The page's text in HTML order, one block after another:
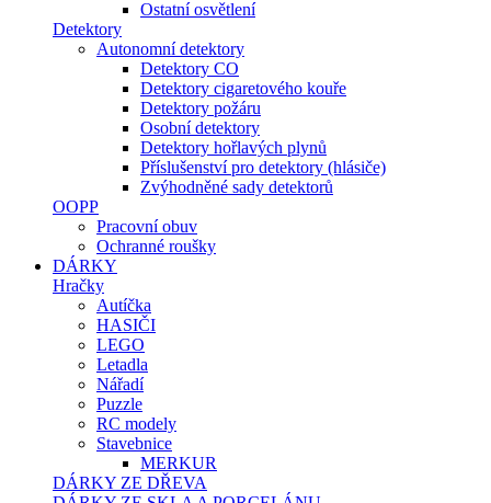
Ostatní osvětlení
Detektory
Autonomní detektory
Detektory CO
Detektory cigaretového kouře
Detektory požáru
Osobní detektory
Detektory hořlavých plynů
Příslušenství pro detektory (hlásiče)
Zvýhodněné sady detektorů
OOPP
Pracovní obuv
Ochranné roušky
DÁRKY
Hračky
Autíčka
HASIČI
LEGO
Letadla
Nářadí
Puzzle
RC modely
Stavebnice
MERKUR
DÁRKY ZE DŘEVA